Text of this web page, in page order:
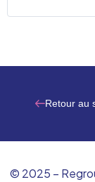
Retour au
© 2025 –